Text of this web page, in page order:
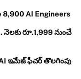
8,900 AI Engineers
నెలకు రూ.1,999 నుంచే
ఇమేజ్ ఫీచర్ తొలగింపు